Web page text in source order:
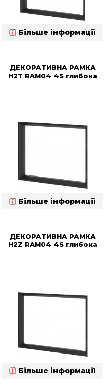
Більше інформації
ДЕКОРАТИВНА РАМКА
H2T RAM04 4S глибока
Більше інформації
ДЕКОРАТИВНА РАМКА
H2Z RAM04 4S глибока
Більше інформації